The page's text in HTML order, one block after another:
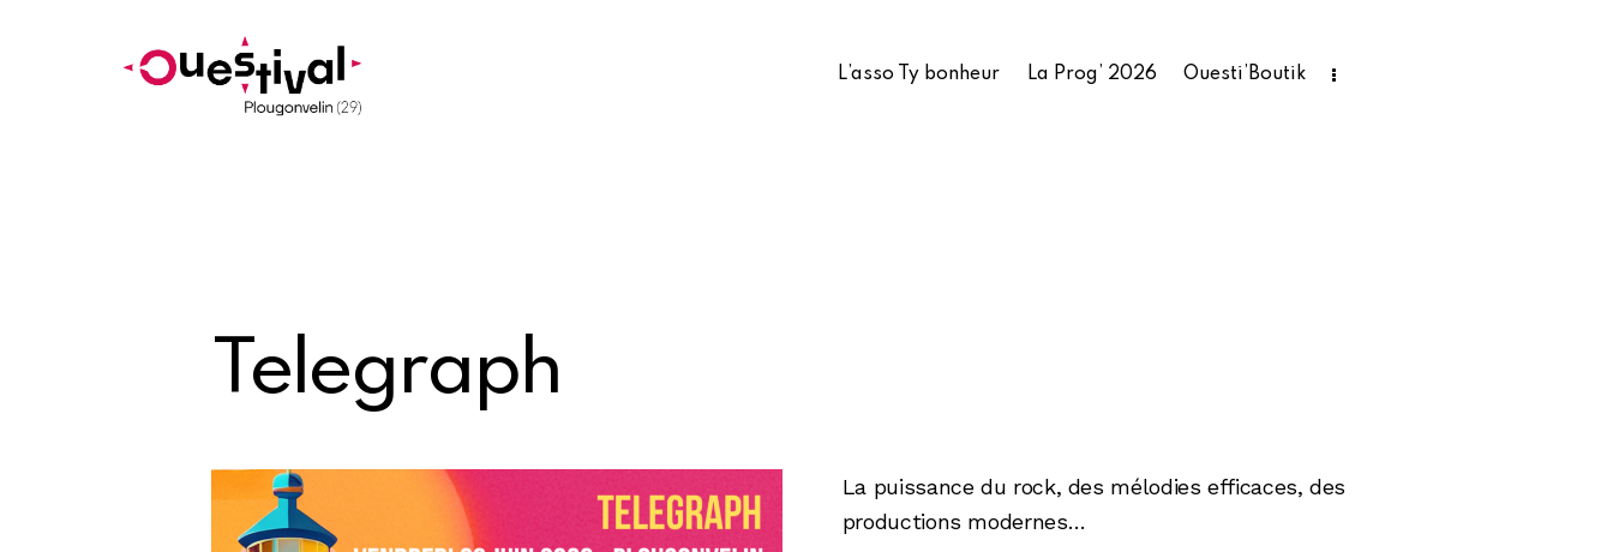
L’asso Ty bonheur La Prog’ 2026 Ouesti’Boutik
Telegraph
La puissance du rock, des mélodies efficaces, des
productions modernes…